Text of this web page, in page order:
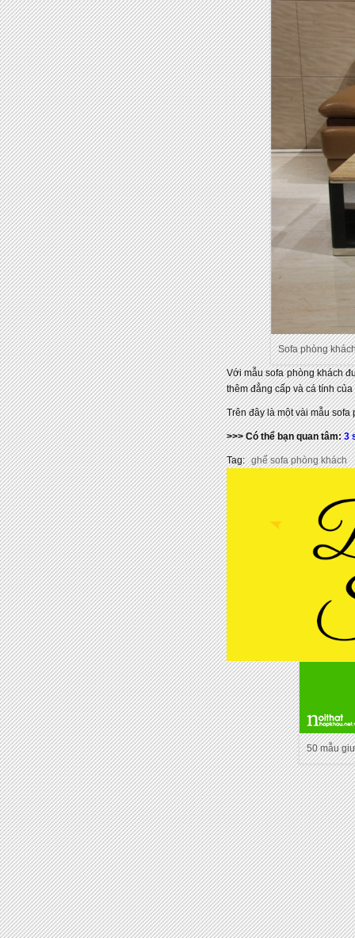
Sofa phòng
Với mẫu sofa phòng khách
thêm đẳng cấp và cá tính của
Trên đây là một vài mẫu
>>> Có thể bạn quan tâm:3
Tag: ghế sofa phòng khách
50 mẫu